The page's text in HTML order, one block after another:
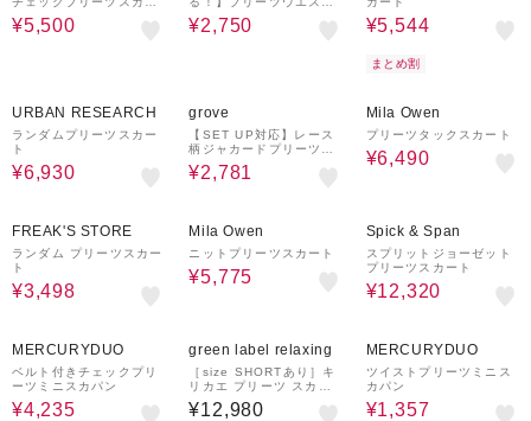
ト
¥5,500
紐Iラインスカート
¥2,750 ¥5,544
まとめ割
URBAN RESEARCH
ランダムプリーツスカー
ト
¥6,930
grove
【SET UP対応】レース
柄ジャカードプリーツ風
ニットスカート
¥2,781
Mila Owen
プリーツタックスカート
¥6,490
FREAK'S STORE
ランダム プリーツスカー
ト
¥3,498
Mila Owen
ニットプリーツスカート
¥5,775
Spick & Span
スプリットジョーゼット
プリーツスカート
¥12,320
MERCURYDUO
ベルト付きチェックプリ
ーツミニスカパン
¥4,235
green label relaxing
［size SHORTあり］キ
リカエ プリーツ スカー
ト
¥12,980
MERCURYDUO
ツイストプリーツミニス
カパン
¥1,357